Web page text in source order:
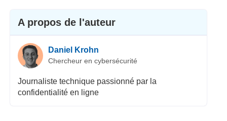
A propos de l'auteur
Daniel Krohn
Chercheur en cybersécurité
Journaliste technique passionné par la
confidentialité en ligne